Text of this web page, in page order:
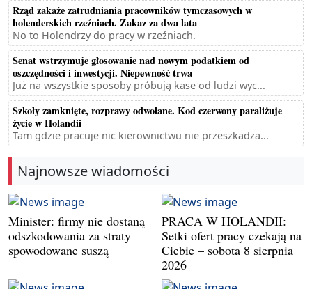
Rząd zakaże zatrudniania pracowników tymczasowych w
holenderskich rzeźniach. Zakaz za dwa lata
No to Holendrzy do pracy w rzeźniach.
Senat wstrzymuje głosowanie nad nowym podatkiem od
oszczędności i inwestycji. Niepewność trwa
Już na wszystkie sposoby próbują kase od ludzi wyc...
Szkoły zamknięte, rozprawy odwołane. Kod czerwony paraliżuje
życie w Holandii
Tam gdzie pracuje nic kierownictwu nie przeszkadza...
Najnowsze wiadomości
Minister: firmy nie dostaną
odszkodowania za straty
spowodowane suszą
PRACA W HOLANDII:
Setki ofert pracy czekają na
Ciebie – sobota 8 sierpnia
2026